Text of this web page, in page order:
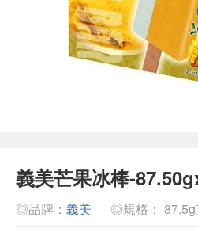
義美芒果冰棒-
◎品牌： 義美 ◎規格： 87.5g